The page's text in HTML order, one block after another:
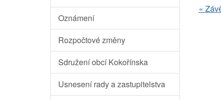
Oznámení
Rozpočtové změny
Sdružení obcí Kokořínska
Usnesení rady a zastupitelstva
«